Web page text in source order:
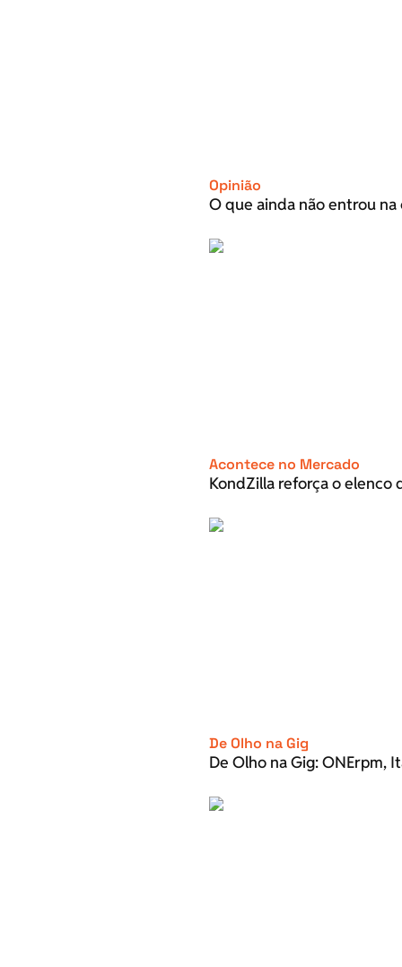
Opinião
O que ainda não entrou
Acontece no Mercado
KondZilla reforça o elenco
De Olho na Gig
De Olho na Gig: ONErpm,